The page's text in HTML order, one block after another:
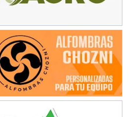
(Asfalto)